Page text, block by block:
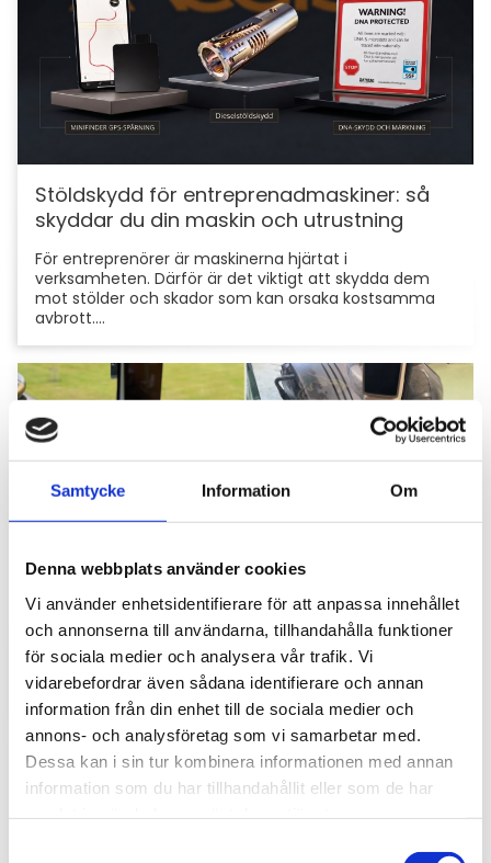
Samtycke Information Om
Denna webbplats använder cookies
Vi använder enhetsidentifierare för att anpassa innehållet
och annonserna till användarna, tillhandahålla funktioner
för sociala medier och analysera vår trafik. Vi
vidarebefordrar även sådana identifierare och annan
information från din enhet till de sociala medier och
annons- och analysföretag som vi samarbetar med.
Dessa kan i sin tur kombinera informationen med annan
information som du har tillhandahållit eller som de har
Stöldskydd för entreprenadmaskiner: så
skyddar du din maskin och utrustning
För entreprenörer är maskinerna hjärtat i
verksamheten. Därför är det viktigt att skydda dem
mot stölder och skador som kan orsaka kostsamma
avbrott....
Hyttbord till traktorn, den lilla detaljen som
gör stor skillnad i vardagen
Traktorhytten är för många mer än bara en plats där
arbetet utförs. Det är kontoret, fikarummet och ibland
även lunchplatsen under långa arbetsdagar....